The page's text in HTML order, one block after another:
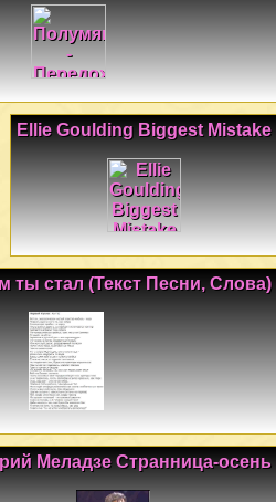
Ellie Goulding Biggest Mistake
ты стал (Текст Песни, Слова)
Меладзе Странница-осень